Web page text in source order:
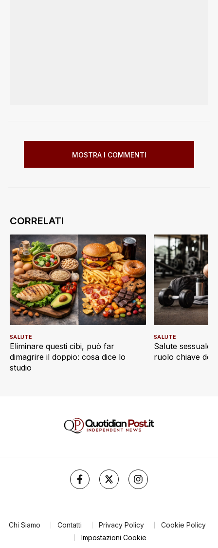
MOSTRA I COMMENTI
Eliminare questi cibi, può far
dimagrire il doppio: cosa dice lo
studio
SALUTE
Salute sessuale
ruolo chiave
SALUTE
Chi Siamo Contatti Privacy Policy
Cookie Policy
Impostazioni Cookie